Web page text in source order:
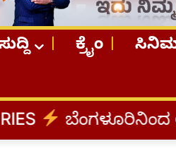
ಕ್ರೈಂ
ಅಸ್ಸಾಂ ಪ್ರವಾಹ